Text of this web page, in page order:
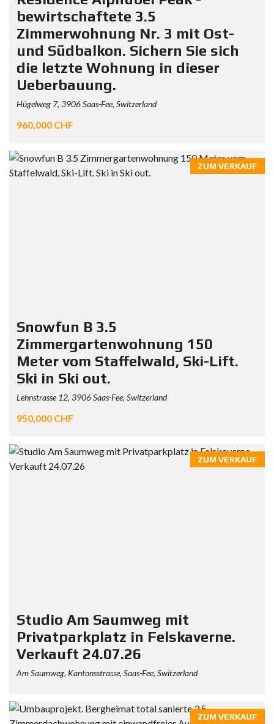
bewirtschaftete 3.5
Zimmerwohnung Nr. 3 mit Ost-
und Südbalkon. Sichern Sie sich
die letzte Wohnung in dieser
Ueberbauung.
Hügelweg 7, 3906 Saas-Fee, Switzerland
960,000 CHF
ZUM VERKAUF
Snowfun B 3.5
Zimmergartenwohnung 150
Meter vom Staffelwald, Ski-Lift.
Ski in Ski out.
Lehnstrasse 12, 3906 Saas-Fee, Switzerland
950,000 CHF
ZUM VERKAUF
Studio Am Saumweg mit
Privatparkplatz in Felskaverne.
Verkauft 24.07.26
Am Saumweg, Kantonsstrasse, Saas-Fee, Switzerland
ZUM VERKAUF